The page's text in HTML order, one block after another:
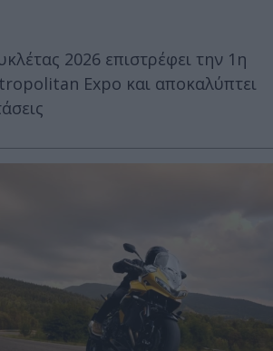
2026 επιστρέφει την 1η
Expo και αποκαλύπτει